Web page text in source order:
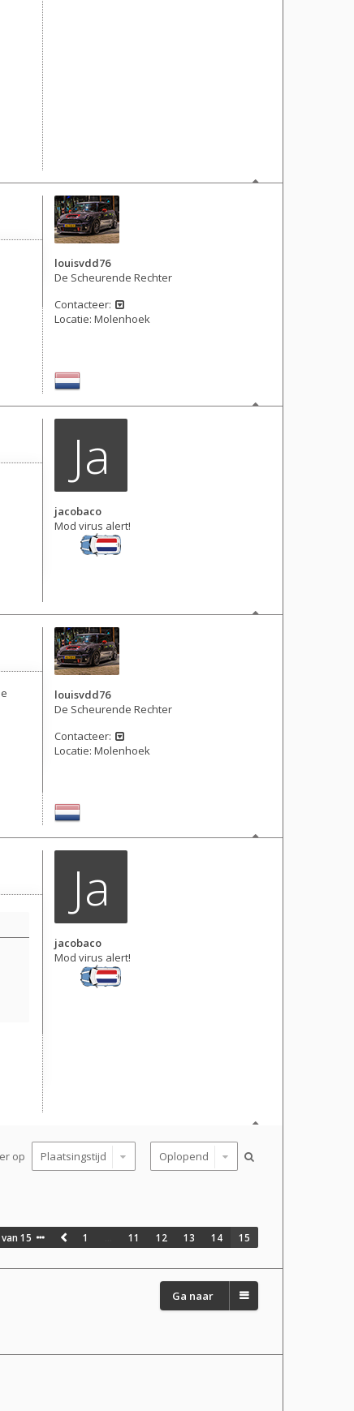
louisvdd76
De Scheurende Rechter
Contacteer:
Locatie: Molenhoek
Ja
jacobaco
Mod virus alert!
louisvdd76
De Scheurende Rechter
Contacteer:
Locatie: Molenhoek
Ja
jacobaco
Mod virus alert!
op
van15 1 11 12 13 14 15
Ga naar